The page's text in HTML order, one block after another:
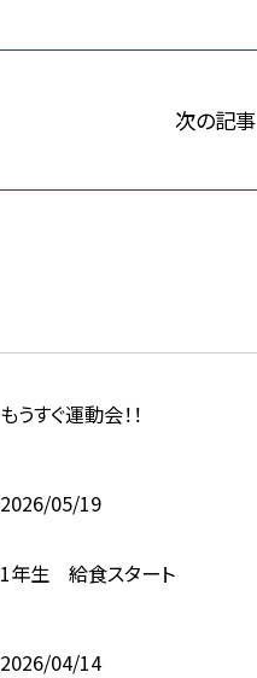
次の記事
もうすぐ運動会！！
2026/05/19
1年生 給食スタート
2026/04/14